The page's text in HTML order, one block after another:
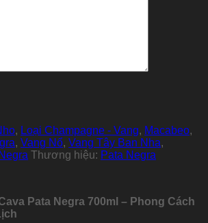
, Loại Champagne - Vang, Macabeo,
, Vang Nổ, Vang Tây Ban Nha,
Thương hiệu: Pata Negra
Pata Negra 700ml – Phong Cách